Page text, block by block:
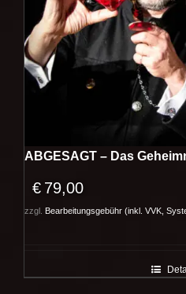
ABGESAGT – Das
€ 79,00
zzgl. Bearbeitungsgebühr (inkl. VVK,